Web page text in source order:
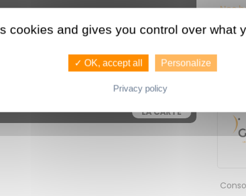
LA CARTE
Nos
cookies and gives you control over what
✓ OK, accept all Personalize
Privacy policy